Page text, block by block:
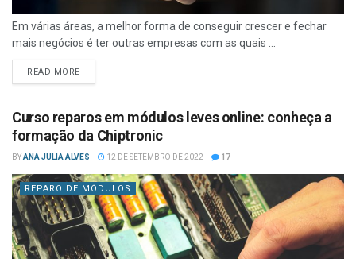
Em várias áreas, a melhor forma de conseguir crescer e fechar
mais negócios é ter outras empresas com as quais ...
READ MORE
Curso reparos em módulos leves online: conheça a
formação da Chiptronic
BYANA JULIA ALVES 12 DE SETEMBRO DE 2022 17
REPARO DE MÓDULOS